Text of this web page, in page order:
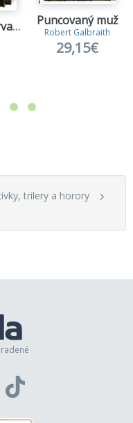
Pomsta je krvavá (Kniha prvá) Puncovaný muž
Robert Galbraith
29,15€
trilery a horory